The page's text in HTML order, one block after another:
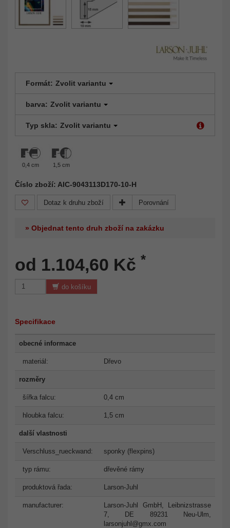
Formát: Zvolit variantu
barva: Zvolit variantu
Typ skla: Zvolit variantu
0,4 cm 1,5 cm
Číslo zboží: AIC-9043113D170-10-H
Dotaz k druhu zboží Porovnání
» Objednat tento druh zboží na zakázku
od 1.104,60 Kč *
do košíku
Specifikace
obecné informace
materiál: Dřevo
rozměry
šířka falcu: 0,4 cm
hloubka falcu: 1,5 cm
další vlastnosti
Verschluss_rueckwand: sponky (flexpins)
typ rámu: dřevěné rámy
produktová řada: Larson-Juhl
manufacturer:
Larson-Juhl GmbH, Leibnizstrasse
7, DE 89231 Neu-Ulm,
larsonjuhl@gmx.com